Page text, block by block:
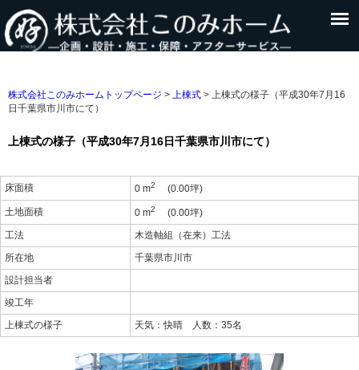
株式会社このみホームトップページ > 上棟式 > 上棟式の様子（平成30年7月16
日千葉県市川市にて）
上棟式の様子（平成30年7月16日千葉県市川市にて）
床面積 0 m2 (0.00坪)
土地面積 0 m2
(0.00坪)
工法
木造軸組（在来）工法
所在地
千葉県市川市
設計担当者
竣工年
上棟式の様子
天気：快晴 人数：35名